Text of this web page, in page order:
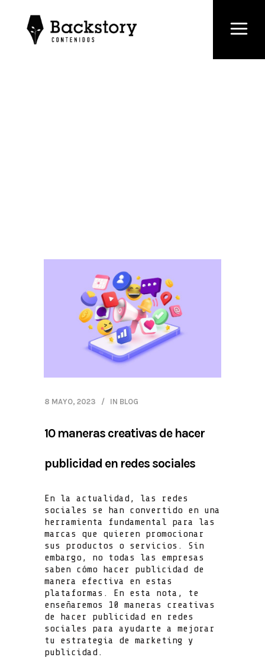
8 MAYO, 2023 IN BLOG
10 maneras creativas de hacer
publicidad en redes sociales
En la actualidad, las redes
sociales se han convertido en una
herramienta fundamental para las
marcas que quieren promocionar
sus productos o servicios. Sin
embargo, no todas las empresas
saben cómo hacer publicidad de
manera efectiva en estas
plataformas. En esta nota, te
enseñaremos 10 maneras creativas
de hacer publicidad en redes
sociales para ayudarte a mejorar
tu estrategia de marketing y
publicidad.